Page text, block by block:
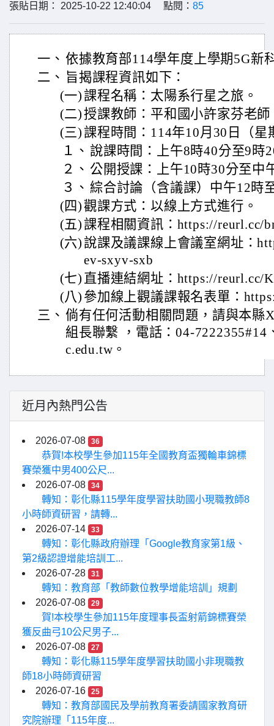
張貼日期： 2025-10-22 12:40:04 點閱： 85
一、 依據教育部114學年度上學期5G新
二、 旨揭課程資訊如下：
(一)課程名稱：太陽系行星之旅。
(二)授課教師：平和國小許家芬老師
(三)課程時間：114年10月30日（星
１、 說課時間：上午8時40分至9時
２、 公開授課：上午10時30分至中
３、 綜合討論（含議課）中午12時
(四)觀課方式：以線上方式進行。
(五)課程相關資訊：https://reurl.cc/
(六)說課及議課線上會議室網址：
ev-sxyv-sxb
(七) 直播連結網址：https://reurl.cc/
(八) 參加線上觀議課報名表單：
三、 倘有任何活動相關問題，請與本縣
組長聯繫 ，電話：04-7222355#14
c.edu.tw。
近月內熱門公告
2026-07-08 36
恭賀!本校學生參加115年全國教育盃獨輪車錦標
賽榮獲中男400公尺...
2026-07-08
34
轉知：彰化縣115學年度學習扶助國小現職教師8
小時師資研習，請轉...
2026-07-14
33
轉知：彰化縣政府辦理「Google教育家第1級、
第2級認證增能培訓工...
2026-07-28
31
轉知：教育部「教師數位教學增能培訓」規劃
2026-07-08
29
賀!本校學生參加115年度理事長盃射箭錦標賽榮
獲反曲弓10公尺男子...
2026-07-08
27
轉知：彰化縣115學年度學習扶助國小非現職教
師18小時師資研習
2026-07-16
25
轉知：教育部國民及學前教育署委請國家教育研
究院辦理「115年度...